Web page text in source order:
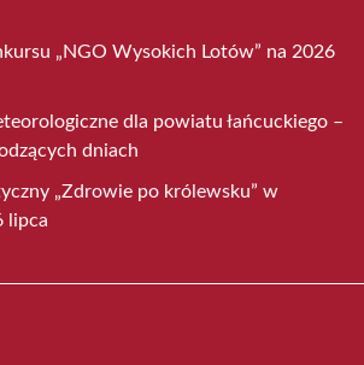
„NGO Wysokich Lotów” na 2026
dla powiatu łańcuckiego –
dniach
„Zdrowie po królewsku” w
lipca